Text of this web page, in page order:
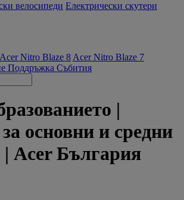
велосипеди Електрически скутери
Acer Nitro Blaze 8 Acer Nitro Blaze 7
Поддръжка Събития
|
основни и средни
Acer България